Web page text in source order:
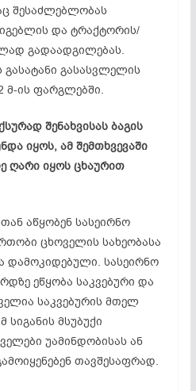
შესაძლებლობას
და ტრაქტორის/
გადაადგილებას.
გასატანი გასასვლელის
მ-ის ფარგლებში.
შენახვისას ბაგის
იყოს, ამ შემთხვევაში
ღარი იყოს ცხაურით
აწყობენ სასეირნო
ცხოველის სახეობასა
დამოკიდებული. სასეირნო
ეწყობა საკვებური და
საკვებურის მთელ
სიგანის მსუბუქი
უამინდობისას ან
თავშესაფრად.